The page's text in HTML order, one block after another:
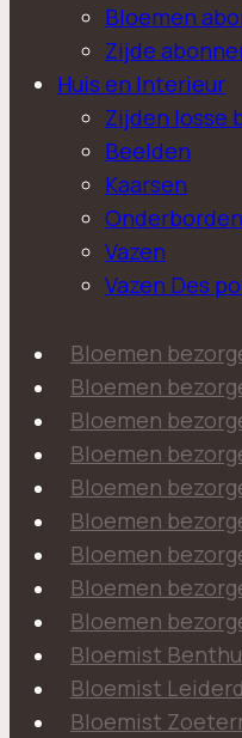
Bloemen
Zijde
Huis en Interieur
Zijden losse
Beelden
Kaarsen
Onderborden
Vazen
Vazen Des
Bloemen
Bloemen
Bloemen
Bloemen
Bloemen
Bloemen
Bloemen
Bloemen
Bloemen
Bloemist
Bloemist
Bloemist